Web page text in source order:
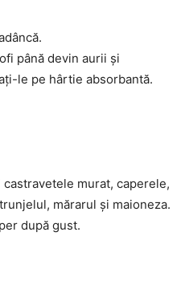
până devin aurii și
le pe hârtie absorbantă.
murat, caperele,
mărarul și maioneza.
după gust.